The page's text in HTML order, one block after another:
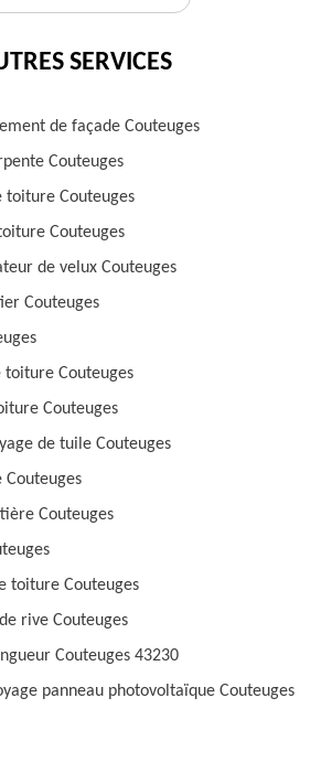
SERVICES
de façade Couteuges
Couteuges
toiture Couteuges
Couteuges
de velux Couteuges
Couteuges
toiture Couteuges
Couteuges
de tuile Couteuges
Couteuges
Couteuges
toiture Couteuges
rive Couteuges
Couteuges 43230
panneau photovoltaïque Couteuges